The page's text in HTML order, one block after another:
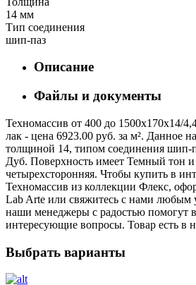
14 мм
Тип соединения
шип-паз
Описание
Файлы и документы
Техномассив от 400 до 1500х170х14/
лак - цена 6923.00 руб. за м². Данное
толщиной 14, типом соединения шип-
Дуб. Поверхность имеет Темный тон
четырехсторонняя. Чтобы купить в
Техномассив из коллекции Флекс,
Lab Arte или свяжитесь с нами любым
наши менеджеры с радостью помогут
интересующие вопросы. Товар есть в
Выбрать варианты